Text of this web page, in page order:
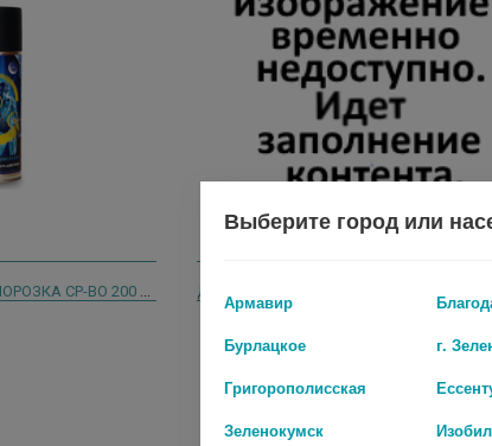
АФАФРОСТ СПРЕЙ-ЗАМОРОЗКА СР-ВО 200 МЛ ОХЛАЖД
Выберите город или
Армавир
Бурлацкое
г.
Григорополисская
Зеленокумск